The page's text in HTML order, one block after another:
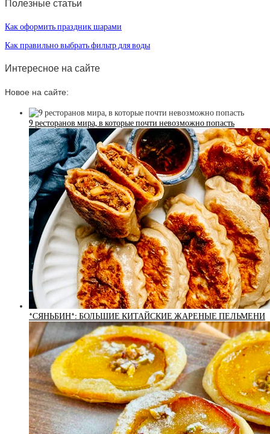
Полезные статьи
Как оформить праздник шарами
Как правильно выбрать фильтр для воды
Интересное на сайте
Новое на сайте:
9 ресторанов мира, в которые почти невозможно попасть
*СЯНЬБИН*: БОЛЬШИЕ КИТАЙСКИЕ ЖАРЕНЫЕ ПЕЛЬМЕНИ